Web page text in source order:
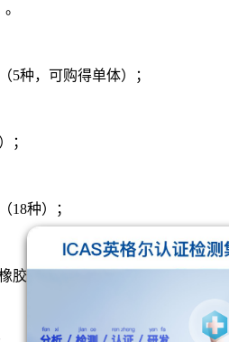
种，可购得单体）；
；
种）；
类可提取物，安全性较好）；